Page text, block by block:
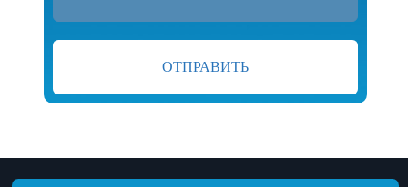
ОТПРАВИТЬ
Согласие на обработку персональных данных
Требования Минцифры к сайтам ИТ-компаний